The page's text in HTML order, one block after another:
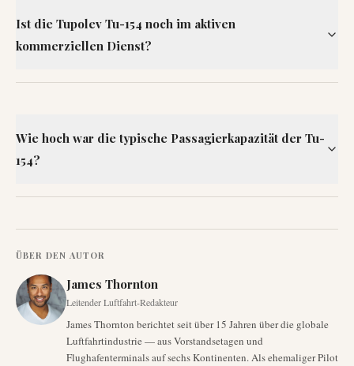
Ist die Tupolev Tu-154 noch im aktiven
kommerziellen Dienst?
Wie hoch war die typische Passagierkapazität der Tu-
154?
ÜBER DEN AUTOR
James Thornton
Leitender Luftfahrt-Redakteur
James Thornton berichtet seit über 15 Jahren über die globale
Luftfahrtindustrie — aus Vorstandsetagen und
Flughafenterminals auf sechs Kontinenten. Als ehemaliger Pilot